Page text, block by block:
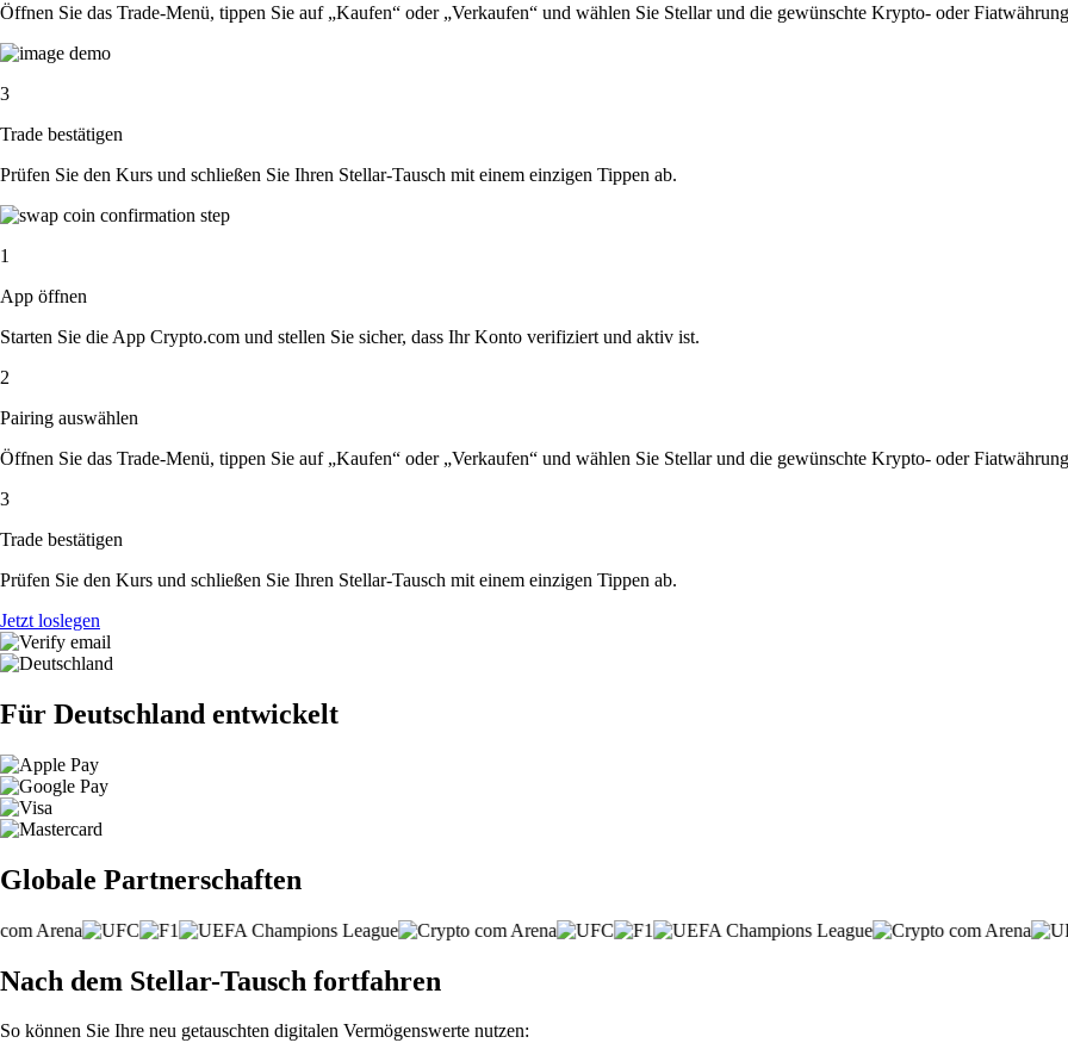
Öffnen Sie das Trade-Menü, tippen Sie auf „Kaufen“ oder „Verkaufen“ und wählen Sie Stellar und die gewünschte Krypto- oder
3
Trade bestätigen
Prüfen Sie den Kurs und schließen Sie Ihren Stellar-Tausch mit einem einzigen Tippen ab.
1
App öffnen
Starten Sie die App Crypto.com und stellen Sie sicher, dass Ihr Konto verifiziert und aktiv ist.
2
Pairing auswählen
Öffnen Sie das Trade-Menü, tippen Sie auf „Kaufen“ oder „Verkaufen“ und wählen Sie Stellar und die gewünschte Krypto- oder
3
Trade bestätigen
Prüfen Sie den Kurs und schließen Sie Ihren Stellar-Tausch mit einem einzigen Tippen ab.
Jetzt loslegen
Für Deutschland entwickelt
Globale Partnerschaften
Nach dem Stellar-Tausch fortfahren
So können Sie Ihre neu getauschten digitalen Vermögenswerte nutzen: